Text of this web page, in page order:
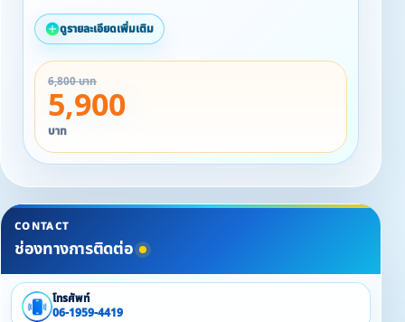
- แพขนาด 4 ห้องนอน 2 ห้องน้ำ รองรับ 12-15 ท่าน
ราคาเสาร์-อาทิตย์ 7,500 -.
วันธรรมดาลดเหลือ 6,800 -.
ราคาเสาร์-อาทิตย์ 12,000 -.
วันธรรมดาลดเหลือ 10,800 -.
ราคาเสาร์-อาทิตย์ 18,000-.
วันธรรมดาลดเหลือ 16,000 -.
ดูรายละเอียดเพิ่มเติม
6,800 บาท
5,900
บาท
CONTACT
ช่องทางการติดต่อ
โทรศัพท์
06-1959-4419